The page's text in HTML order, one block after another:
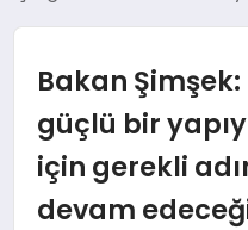
EKONOMI
SPOR
MAGAZIN
Bakan
güçlü bir
için gerekli
devam